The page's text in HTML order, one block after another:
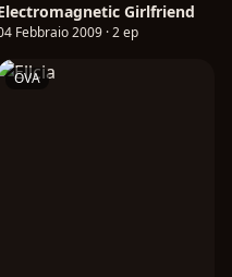
Girlfriend
Febbraio 2009 · 2 ep
OVA